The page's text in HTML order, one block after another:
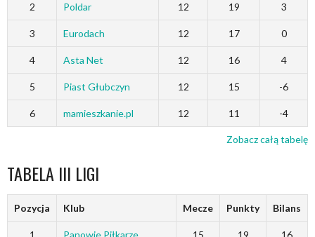
2 Poldar 12 19 3
3 Eurodach 12 17 0
4 Asta Net 12 16 4
5 Piast Głubczyn 12 15 -6
6 mamieszkanie.pl 12 11 -4
Zobacz całą tabelę
TABELA III LIGI
Pozycja Klub Mecze Punkty Bilans
1 Panowie Piłkarze 15 19 16